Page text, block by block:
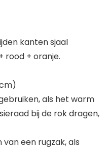
kanten sjaal
rood + oranje.
als het warm
bij de rok dragen,
een rugzak, als